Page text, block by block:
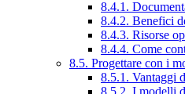
8.4.1.
8.4.2. Benefici
8.4.3. Risorse
8.4.4. Come
8.5. Progettare con i
8.5.1. Vantaggi
8.5.2. I modelli